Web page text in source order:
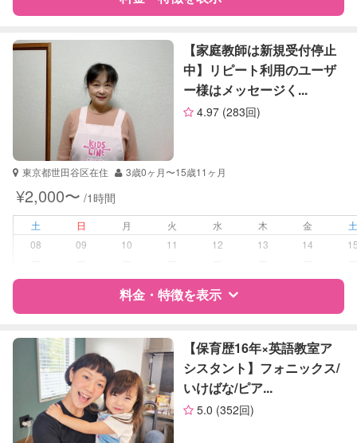
算数
特徴 料金 レビュー
サポートの特徴
学校/塾の補習・宿題
小学生
国語
算数
社会
英語
小論文
生物
英会話
英検
【家庭教師は新規受付停止
中】リピート利用のユーザ
ー様はメッセージく...
4.97 (283回)
東京都世田谷区在住 3歳0ヶ月〜15歳11ヶ月
¥2,000〜 /1時間
土 日 月 火 水 木 金
08
09 10 11 12 13 14
料金・特徴を表示
特徴 料金 レビュー
サポートの特徴
資格 なし
【保育歴16年×英語教室ア
シスタント】フォニックス/
いけばな/ピア...
5.0 (352回)